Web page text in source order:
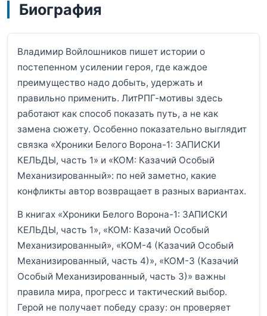
Биография
Владимир Войлошников пишет истории о
постепенном усилении героя, где каждое
преимущество надо добыть, удержать и
правильно применить. ЛитРПГ-мотивы здесь
работают как способ показать путь, а не как
замена сюжету. Особенно показательно выглядит
связка «Хроники Белого Ворона-1: ЗАПИСКИ
КЕЛЬДЫ, часть 1» и «КОМ: Казачий Особый
Механизированный»: по ней заметно, какие
конфликты автор возвращает в разных вариантах.
В книгах «Хроники Белого Ворона-1: ЗАПИСКИ
КЕЛЬДЫ, часть 1», «КОМ: Казачий Особый
Механизированный», «КОМ-4 (Казачий Особый
Механизированный, часть 4)», «КОМ-3 (Казачий
Особый Механизированный, часть 3)» важны
правила мира, прогресс и тактический выбор.
Герой не получает победу сразу: он проверяет